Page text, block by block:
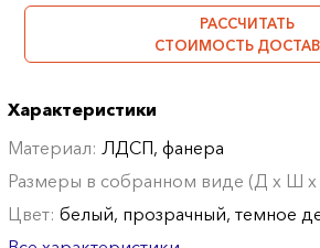
РАССЧИТАТЬ
СТОИМОСТЬ
Характеристики
Материал:ЛДСП, фанера
Размеры в собранном виде (Д х Ш х
Цвет:белый, прозрачный, темное